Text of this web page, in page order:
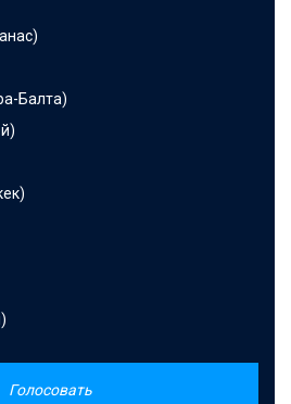
Балта)
Голосовать